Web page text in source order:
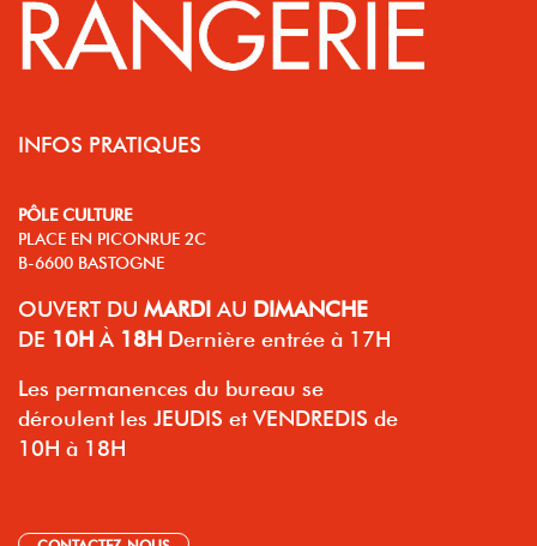
INFOS PRATIQUES
PÔLE CULTURE
PLACE EN PICONRUE 2C
B-6600 BASTOGNE
OUVERT DU MARDI AU DIMANCHE
DE 10H À 18H Dernière entrée à 17H
Les permanences du bureau se
déroulent les JEUDIS et VENDREDIS de
10H à 18H
CONTACTEZ-NOUS